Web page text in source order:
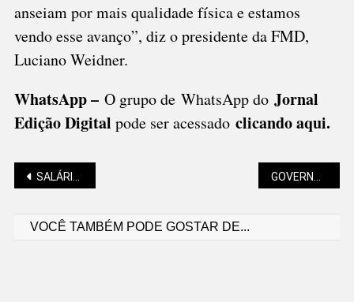
anseiam por mais qualidade física e estamos
vendo esse avanço”, diz o presidente da FMD,
Luciano Weidner.
WhatsApp – O grupo de WhatsApp doJornal
Edição Digital pode ser acessado clicando aqui.
Navegação
SALÁRIO MÍNIMO PASSOU PARA R$ 1.518
VOCÊ TAMBÉM PODE GOSTAR DE...